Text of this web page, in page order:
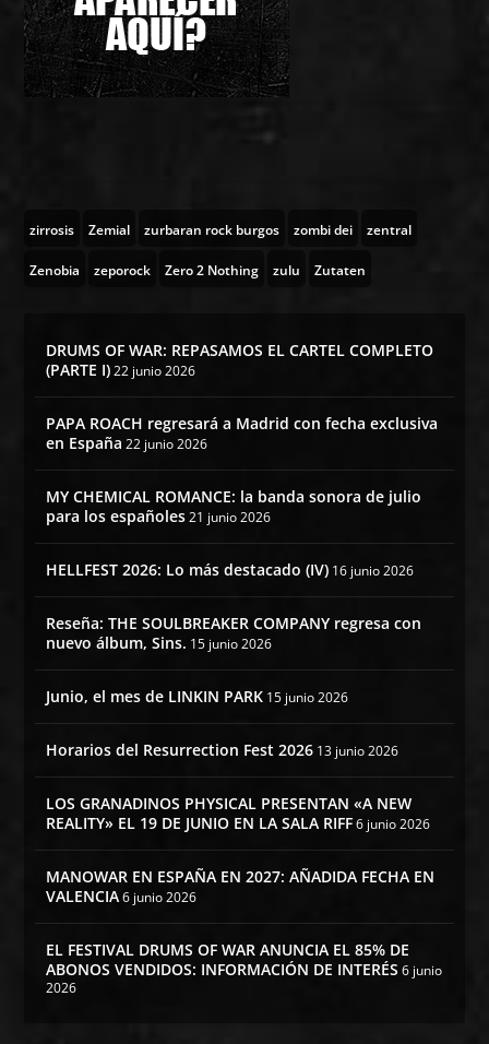
zirrosis Zemial zurbaran rock burgos zombi dei zentral
Zenobia zeporock Zero 2 Nothing zulu Zutaten
DRUMS OF WAR: REPASAMOS EL CARTEL COMPLETO
(PARTE I) 22 junio 2026
PAPA ROACH regresará a Madrid con fecha exclusiva
en España 22 junio 2026
MY CHEMICAL ROMANCE: la banda sonora de julio
para los españoles 21 junio 2026
HELLFEST 2026: Lo más destacado (IV) 16 junio 2026
Reseña: THE SOULBREAKER COMPANY regresa con
nuevo álbum, Sins. 15 junio 2026
Junio, el mes de LINKIN PARK 15 junio 2026
Horarios del Resurrection Fest 2026 13 junio 2026
LOS GRANADINOS PHYSICAL PRESENTAN «A NEW
REALITY» EL 19 DE JUNIO EN LA SALA RIFF 6 junio 2026
MANOWAR EN ESPAÑA EN 2027: AÑADIDA FECHA EN
VALENCIA 6 junio 2026
EL FESTIVAL DRUMS OF WAR ANUNCIA EL 85% DE
ABONOS VENDIDOS: INFORMACIÓN DE INTERÉS 6 junio
2026